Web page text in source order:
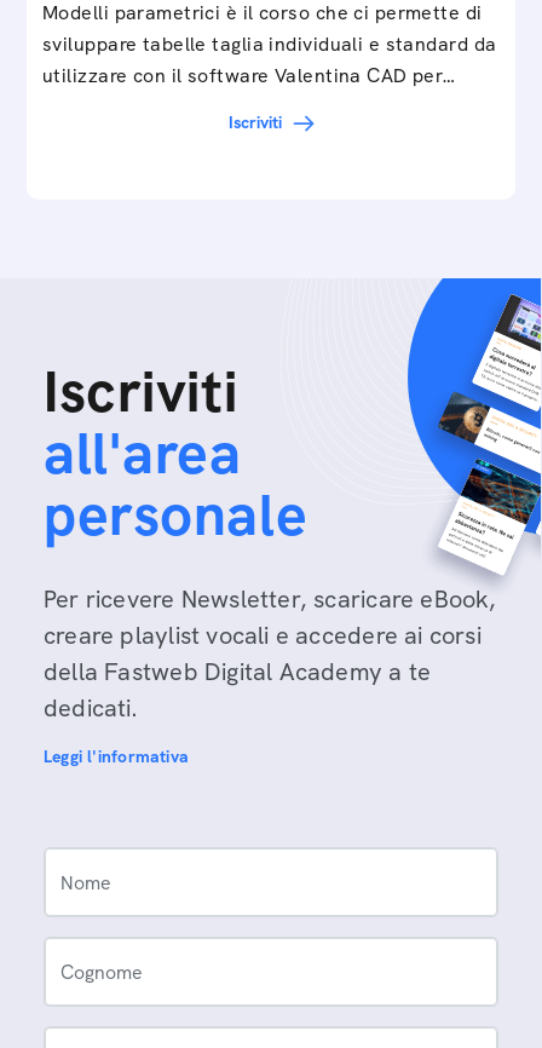
Modelli parametrici è il corso che ci permette di
sviluppare tabelle taglia individuali e standard da
utilizzare con il software Valentina CAD per…
Iscriviti
Iscriviti
all'area
personale
Per ricevere Newsletter, scaricare eBook,
creare playlist vocali e accedere ai corsi
della Fastweb Digital Academy a te
dedicati.
Leggi l'informativa
Nome
Cognome